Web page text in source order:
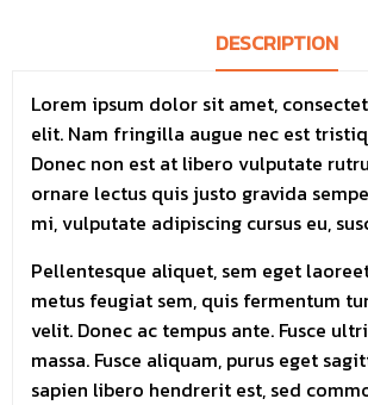
DESCRIPTION
Lorem ipsum dolor sit amet,
elit. Nam fringilla augue nec est
Donec non est at libero vulputate
ornare lectus quis justo gravida
mi, vulputate adipiscing cursus eu,
Pellentesque aliquet, sem eget
metus feugiat sem, quis fermentum
velit. Donec ac tempus ante. Fusce
massa. Fusce aliquam, purus eget
sapien libero hendrerit est, sed